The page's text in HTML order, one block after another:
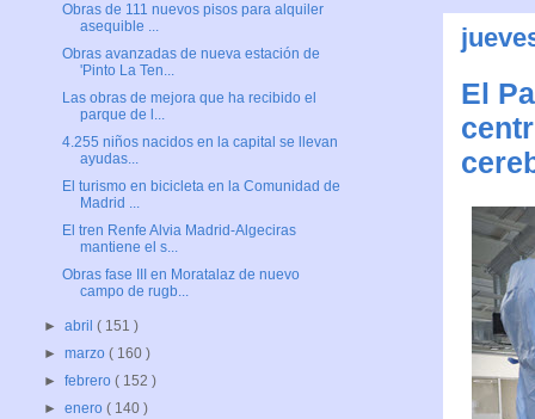
El
Obras de 111 nuevos pisos para alquiler
asequible ...
Obras avanzadas de nueva estación de
'Pinto La Ten...
Las obras de mejora que ha recibido el
parque de l...
4.255 niños nacidos en la capital se llevan
ayudas...
El turismo en bicicleta en la Comunidad de
Madrid ...
El tren Renfe Alvia Madrid-Algeciras
mantiene el s...
Obras fase III en Moratalaz de nuevo
campo de rugb...
►abril( 151 )
►marzo( 160 )
►febrero( 152 )
►enero( 140 )